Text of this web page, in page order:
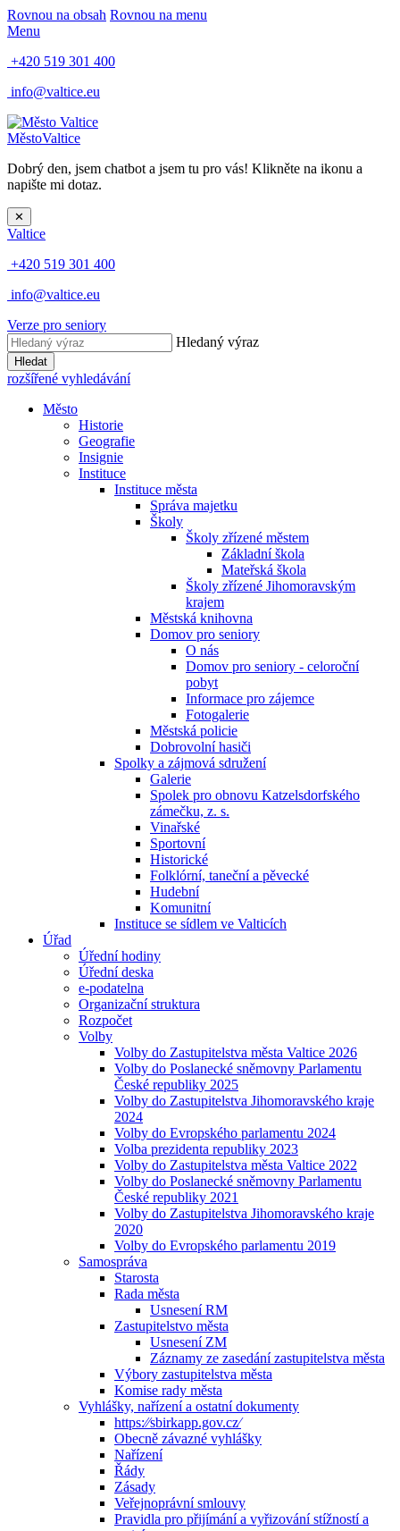
Rovnou na obsah Rovnou na menu
Menu
+420 519 301 400
info@valtice.eu
MěstoValtice
Dobrý den, jsem chatbot a jsem tu pro vás! Klikněte na ikonu a
napište mi dotaz.
✕
Valtice
+420 519 301 400
info@valtice.eu
Verze pro seniory
Hledaný výraz
Hledat
rozšířené vyhledávání
Město
Historie
Geografie
Insignie
Instituce
Instituce města
Správa majetku
Školy
Školy zřízené městem
Základní škola
Mateřská škola
Školy zřízené Jihomoravským
krajem
Městská knihovna
Domov pro seniory
O nás
Domov pro seniory - celoroční
pobyt
Informace pro zájemce
Fotogalerie
Městská policie
Dobrovolní hasiči
Spolky a zájmová sdružení
Galerie
Spolek pro obnovu Katzelsdorfského
zámečku, z. s.
Vinařské
Sportovní
Historické
Folklórní, taneční a pěvecké
Hudební
Komunitní
Instituce se sídlem ve Valticích
Úřad
Úřední hodiny
Úřední deska
e-podatelna
Organizační struktura
Rozpočet
Volby
Volby do Zastupitelstva města Valtice 2026
Volby do Poslanecké sněmovny Parlamentu
České republiky 2025
Volby do Zastupitelstva Jihomoravského kraje
2024
Volby do Evropského parlamentu 2024
Volba prezidenta republiky 2023
Volby do Zastupitelstva města Valtice 2022
Volby do Poslanecké sněmovny Parlamentu
České republiky 2021
Volby do Zastupitelstva Jihomoravského kraje
2020
Volby do Evropského parlamentu 2019
Samospráva
Starosta
Rada města
Usnesení RM
Zastupitelstvo města
Usnesení ZM
Záznamy ze zasedání zastupitelstva města
Výbory zastupitelstva města
Komise rady města
Vyhlášky, nařízení a ostatní dokumenty
https:⁄⁄sbirkapp.gov.cz⁄
Obecně závazné vyhlášky
Nařízení
Řády
Zásady
Veřejnoprávní smlouvy
Pravidla pro přijímání a vyřizování stížností a